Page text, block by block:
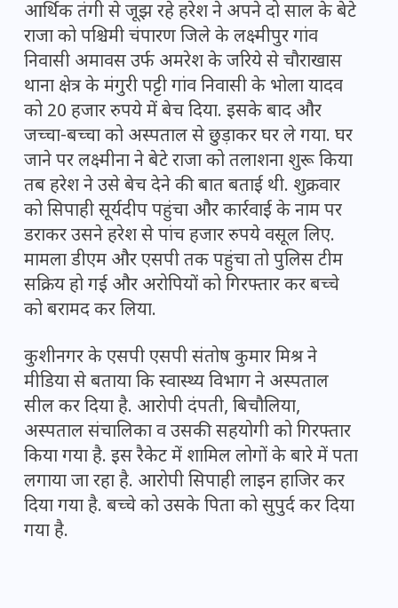
आर्थिक तंगी से जूझ रहे हरेश ने अपने दो साल के बेटे
राजा को पश्चिमी चंपारण जिले के लक्ष्मीपुर गांव
निवासी अमावस उर्फ अमरेश के जरिये से चौराखास
थाना क्षेत्र के मंगुरी पट्टी गांव निवासी के भोला यादव
को 20 हजार रुपये में बेच दिया. इसके बाद और
जच्चा-बच्चा को अस्पताल से छुड़ाकर घर ले गया. घर
जाने पर लक्ष्मीना ने बेटे राजा को तलाशना शुरू किया
तब हरेश ने उसे बेच देने की बात बताई थी. शुक्रवार
को सिपाही सूर्यदीप पहुंचा और कार्रवाई के नाम पर
डराकर उसने हरेश से पांच हजार रुपये वसूल लिए.
मामला डीएम और एसपी तक पहुंचा तो पुलिस टीम
सक्रिय हो गई और अरोपियों को गिरफ्तार कर बच्चे
को बरामद कर लिया.
कुशीनगर के एसपी एसपी संतोष कुमार मिश्र ने
मीडिया से बताया कि स्वास्थ्य विभाग ने अस्पताल
सील कर दिया है. आरोपी दंपती, बिचौलिया,
अस्पताल संचालिका व उसकी सहयोगी को गिरफ्तार
किया गया है. इस रैकेट में शामिल लोगों के बारे में पता
लगाया जा रहा है. आरोपी सिपाही लाइन हाजिर कर
दिया गया है. बच्चे को उसके पिता को सुपुर्द कर दिया
गया है.